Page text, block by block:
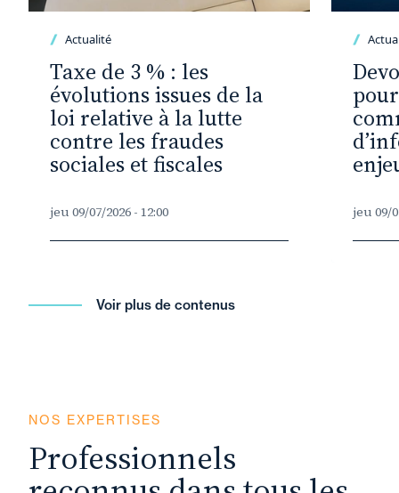
Actualité
Taxe de 3 % : les
évolutions issues de la
loi relative à la lutte
contre les fraudes
sociales et fiscales
jeu 09/07/2026 - 12:00 jeu 09/
Voir plus de contenus
NOS EXPERTISES
Professionnels